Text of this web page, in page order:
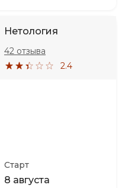
Нетология
2.4
42 отзыва
Старт
8 августа